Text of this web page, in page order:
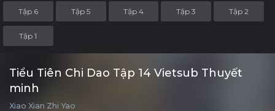
Tập 6 Tập 5 Tập 4 Tập 3 Tập 2
Tập 1
Tiểu Tiên Chi Dao Tập 14 Vietsub Thuyết
minh
Xiao Xian Zhi Yao